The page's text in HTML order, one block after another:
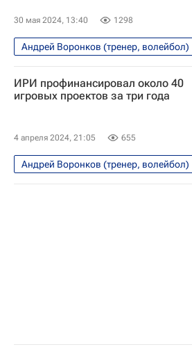
30 мая 2024, 13:40 1298
Андрей Воронков (тренер, волейбол)
Волейбол
Спорт
ИРИ профинансировал около 40
игровых проектов за три года
4 апреля 2024, 21:05 655
Андрей Воронков (тренер, волейбол)
Технологии
Москва